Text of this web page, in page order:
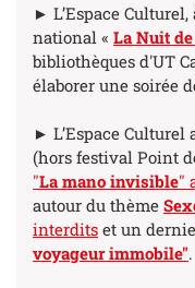
► L’Espace
national « La Nuit
bibliothèques d'UT
élaborer une soirée
► L’Espace
(hors festival Point
"La mano invisible"
autour du thème
interdits et un
voyageur immobile".